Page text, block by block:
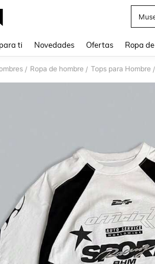
ti Novedades Ofertas Ropa
/ Ropa de hombre / Tops para Hombre /